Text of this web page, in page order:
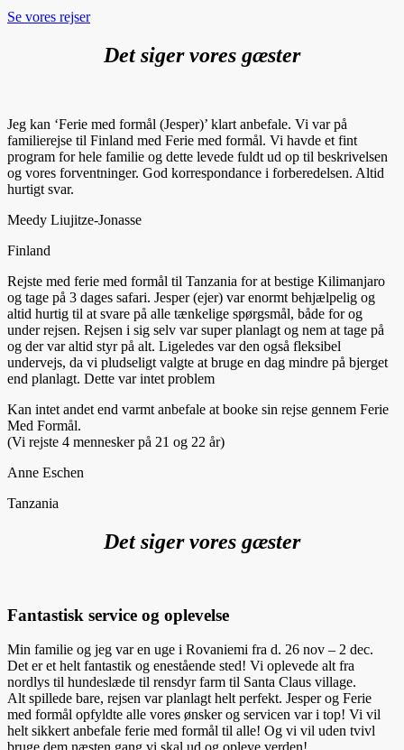
Se vores rejser
Det siger vores gæster
Jeg kan ‘Ferie med formål (Jesper)’ klart anbefale. Vi var på
familierejse til Finland med Ferie med formål. Vi havde et fint
program for hele familie og dette levede fuldt ud op til beskrivelsen
og vores forventninger. God korrespondance i forberedelsen. Altid
hurtigt svar.
Meedy Liujitze-Jonasse
Finland
Rejste med ferie med formål til Tanzania for at bestige Kilimanjaro
og tage på 3 dages safari. Jesper (ejer) var enormt behjælpelig og
altid hurtig til at svare på alle tænkelige spørgsmål, både for og
under rejsen. Rejsen i sig selv var super planlagt og nem at tage på
og der var altid styr på alt. Ligeledes var den også fleksibel
undervejs, da vi pludseligt valgte at bruge en dag mindre på bjerget
end planlagt. Dette var intet problem
Kan intet andet end varmt anbefale at booke sin rejse gennem Ferie
Med Formål.
(Vi rejste 4 mennesker på 21 og 22 år)
Anne Eschen
Tanzania
Det siger vores gæster
Fantastisk service og oplevelse
Min familie og jeg var en uge i Rovaniemi fra d. 26 nov – 2 dec.
Det er et helt fantastik og enestående sted! Vi oplevede alt fra
nordlys til hundeslæde til rensdyr farm til Santa Claus village.
Alt spillede bare, rejsen var planlagt helt perfekt. Jesper og Ferie
med formål opfyldte alle vores ønsker og servicen var i top! Vi vil
helt sikkert anbefale ferie med formål til alle! Og vi vil uden tvivl